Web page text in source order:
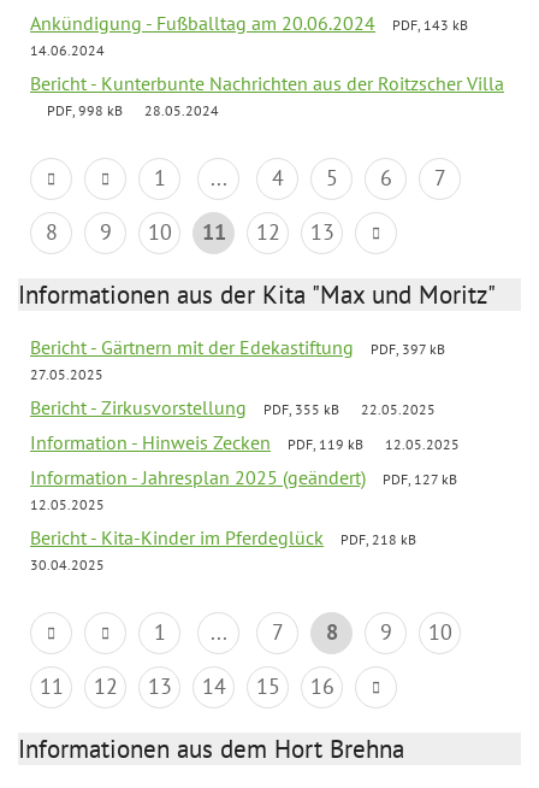
Ankündigung - Fußballtag am 20.06.2024
PDF, 143 kB
14.06.2024
Bericht - Kunterbunte Nachrichten aus der Roitzscher Villa
PDF, 998 kB 28.05.2024
1 ... 4 5 6
7
8
9 10 11 12 13
Informationen aus der Kita "Max und Moritz"
Bericht - Gärtnern mit der Edekastiftung
PDF, 397 kB
27.05.2025
Bericht - Zirkusvorstellung PDF, 355 kB 22.05.2025
Information - Hinweis Zecken PDF, 119 kB 12.05.2025
Information - Jahresplan 2025 (geändert)
PDF, 127 kB
12.05.2025
Bericht - Kita-Kinder im Pferdeglück
PDF, 218 kB
30.04.2025
1 ... 7 8 9
10
11
12 13 14 15 16
Informationen aus dem Hort Brehna